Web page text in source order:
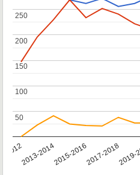
20122013-20142015-20162017-2018
50
50
100
100
150
150
200
200
250
250